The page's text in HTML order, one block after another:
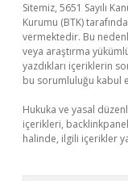
Sitemiz, 5651 Sayılı
Kurumu (BTK)
vermektedir. Bu
veya araştırma
yazdıkları içeriklerin
bu sorumluluğu kabul
Hukuka ve yasal
içerikleri,
halinde, ilgili içerikler